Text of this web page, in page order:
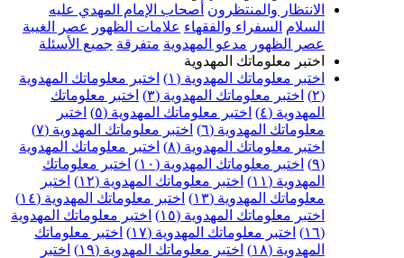
والمنتظرون أصحاب الإمام المهدي عليه
السفراء والفقهاء علامات الظهور عصر الغيبة
مدعو المهدوية متفرقة جميع الأسئلة
معلوماتك المهدوية
معلوماتك المهدوية (١)
اختبر معلوماتك المهدوية
اختبر معلوماتك المهدوية (٣)
اختبر معلوماتك
اختبر معلوماتك المهدوية (٥)
اختبر
المهدوية (٦)
اختبر معلوماتك المهدوية (٧)
معلوماتك المهدوية (٨)
اختبر معلوماتك المهدوية
اختبر معلوماتك المهدوية (١٠)
اختبر معلوماتك
اختبر معلوماتك المهدوية (١٢)
اختبر
المهدوية (١٣)
اختبر معلوماتك المهدوية (١٤)
معلوماتك المهدوية (١٥)
اختبر معلوماتك المهدوية
اختبر معلوماتك المهدوية (١٧)
اختبر معلوماتك
اختبر معلوماتك المهدوية (١٩)
اختبر